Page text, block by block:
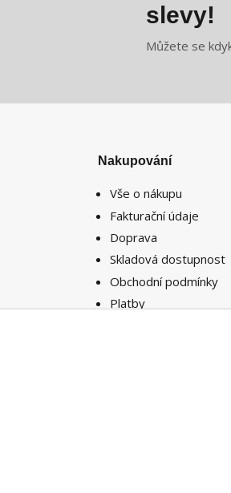
slevy!
Můžete se
Nakupování
Vše o nákupu
Fakturační údaje
Doprava
Skladová dostupnost
Obchodní podmínky
Platby